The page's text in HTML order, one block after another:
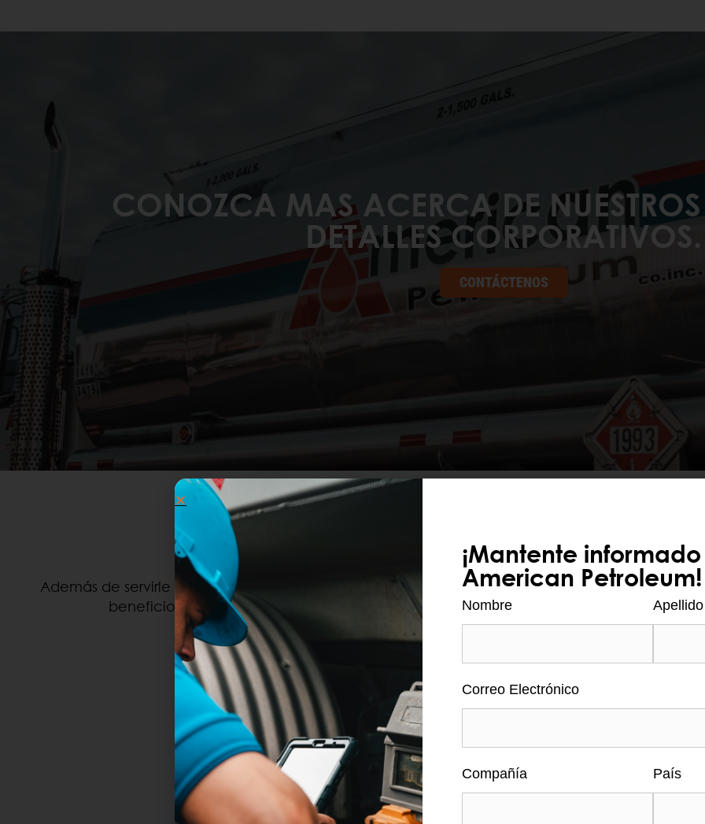
CONOZCA MAS ACERCA DE
DETALLES CORPORATIVOS.
CONTÁCTENOS
CLIENTES DE AMERICAN
Además de servirle combustible diesel, gasolina y lubricantes a nuestros clientes, tenemos
beneficiosos a su empresa. Aquí le compartimos documentos que le ayudarán a
HAGA CLICK EN EL DOCUMENTO O FORMULARIO QUE SEA DE SU
.
¡Mantente
American Petroleum!
Nombre Apellido
Correo Electrónico
Compañía País